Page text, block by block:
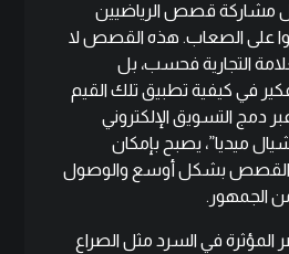
مشاركة قصص الرياضيين
على الصعاب. هذه القصص لا
التجارية فحسب، بل
في كيفية تطبيق تلك القيم
دمج التسويق الإلكتروني
ميديا”، يصبح بإمكان
القصص بشكل أوسع والوصول
الجمهور.
المؤثرة في السرد مثل الصراع